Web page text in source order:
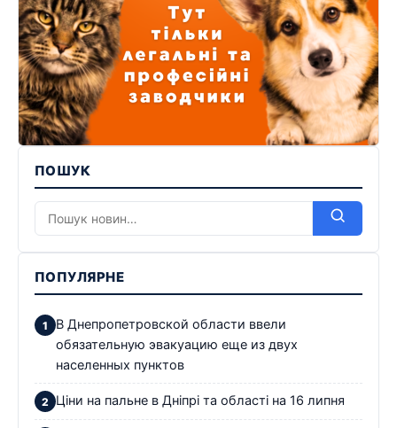
ПОШУК
ПОПУЛЯРНЕ
В Днепропетровской области ввели
обязательную эвакуацию еще из двух
населенных пунктов
Ціни на пальне в Дніпрі та області на 16 липня